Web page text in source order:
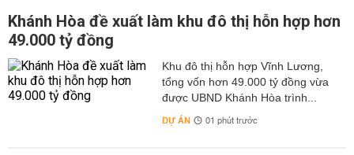
Khánh Hòa đề xuất làm khu đô thị hỗn hợp hơn
49.000 tỷ đồng
Khu đô thị hỗn hợp Vĩnh Lương,
tổng vốn hơn 49.000 tỷ đồng vừa
được UBND Khánh Hòa trình...
DỰ ÁN 01 phút trước